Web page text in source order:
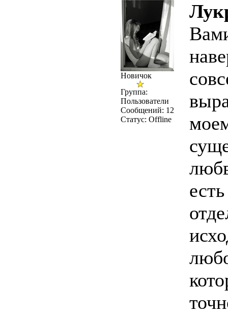
Новичок
Группа:
Пользователи
Сообщений: 12
Статус: Offline